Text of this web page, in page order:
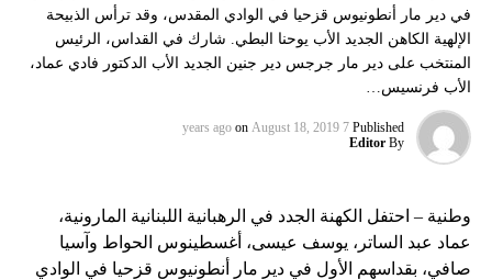
في دير مار أنطونيوس قزحيا في الوادي المقدس، وقد ترأس الذبيحة
الإلهية الكاهن الجديد الأب يوحنا البطي. شارك في القداس، الرئيس
المنتخب على دير مار جرجس دير جنين الجديد الأب الدكتور فادي عماد،
الأب فرنسيس…
Published
7 years ago
on August 18, 2019
By
Editor
وطنية – احتفل الكهنة الجدد في الرهبانية اللبنانية المارونية،
عماد عبد الساتر، يوسف عيسى، أغسطينوس الحواط وآسيا
صافي، بقداسهم الأول في دير مار أنطونيوس قزحيا في الوادي